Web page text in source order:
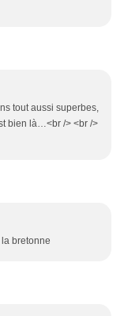
tout aussi superbes,
bien là…<br /> <br />
bretonne